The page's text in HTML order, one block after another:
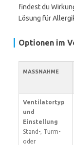
findest du
Lösung für
Optionen im
MASSNAHME
Ventilatortyp
und
Einstellung
Stand-, Turm-
oder